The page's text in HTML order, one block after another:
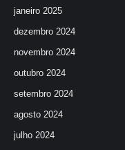
janeiro 2025
dezembro 2024
novembro 2024
outubro 2024
setembro 2024
agosto 2024
julho 2024